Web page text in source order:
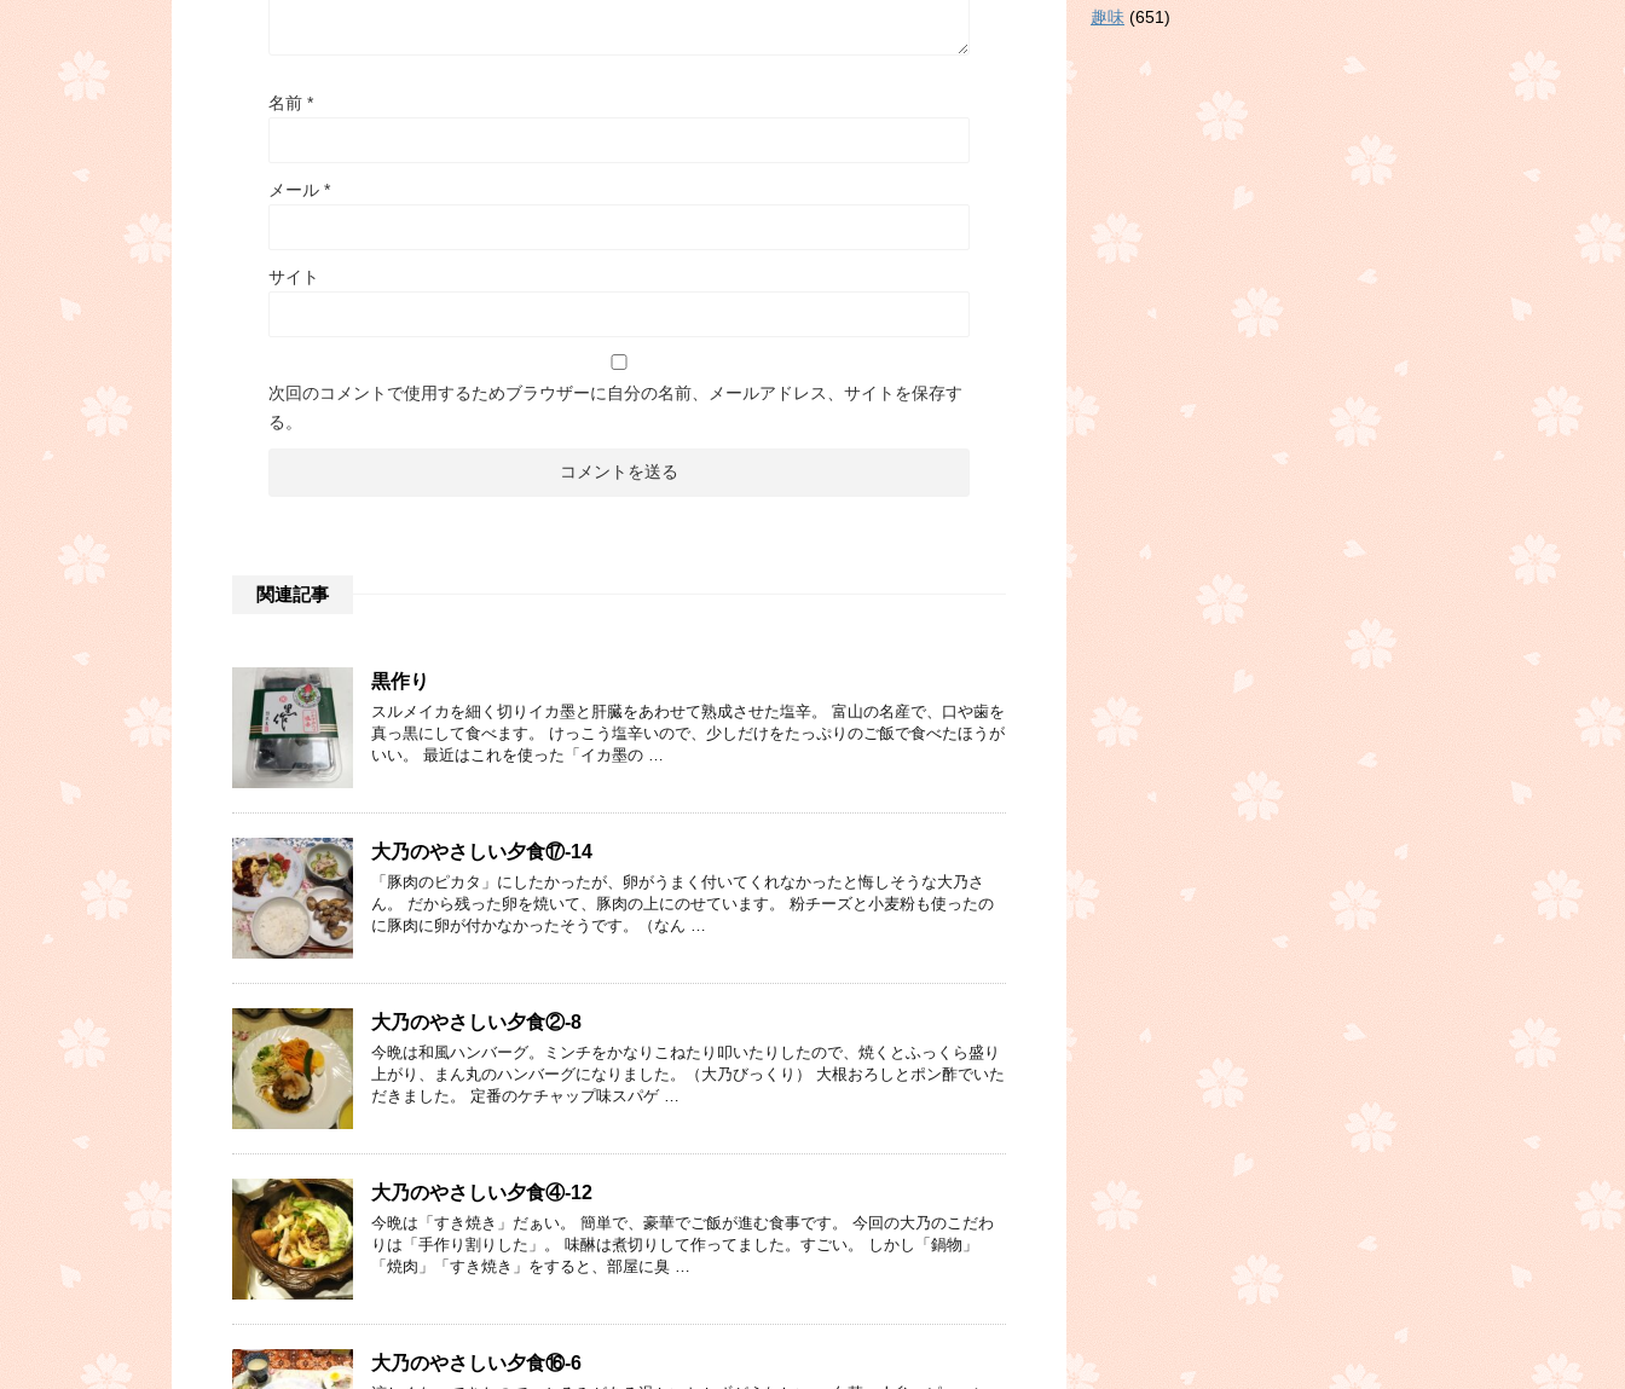
名前 *
メール *
サイト
次回のコメントで使用するためブラウザーに自分の名前、メールアドレス、サイトを保存す
る。
関連記事
黒作り
スルメイカを細く切りイカ墨と肝臓をあわせて熟成させた塩辛。 富山の名産で、口や歯を
真っ黒にして食べます。 けっこう塩辛いので、少しだけをたっぷりのご飯で食べたほうが
いい。 最近はこれを使った「イカ墨の …
大乃のやさしい夕食⑰-14
「豚肉のピカタ」にしたかったが、卵がうまく付いてくれなかったと悔しそうな大乃さ
ん。 だから残った卵を焼いて、豚肉の上にのせています。 粉チーズと小麦粉も使ったの
に豚肉に卵が付かなかったそうです。（なん …
大乃のやさしい夕食②-8
今晩は和風ハンバーグ。ミンチをかなりこねたり叩いたりしたので、焼くとふっくら盛り
上がり、まん丸のハンバーグになりました。（大乃びっくり） 大根おろしとポン酢でいた
だきました。 定番のケチャップ味スパゲ …
大乃のやさしい夕食④-12
今晩は「すき焼き」だぁい。 簡単で、豪華でご飯が進む食事です。 今回の大乃のこだわ
りは「手作り割りした」。 味醂は煮切りして作ってました。すごい。 しかし「鍋物」
「焼肉」「すき焼き」をすると、部屋に臭 …
大乃のやさしい夕食⑯-6
趣味 (651)